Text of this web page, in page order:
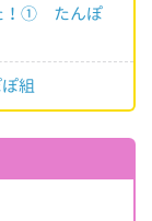
！① たんぽ
組